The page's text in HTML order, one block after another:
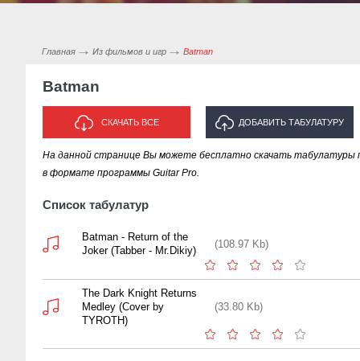
Главная Из фильмов и игр Batman
Batman
СКАЧАТЬ ВСЕ ДОБАВИТЬ ТАБУЛАТУРУ
ИСПОЛНИТЕЛЯ "BATMAN"
На данной странице Вы можете бесплатно скачать табулатуры
в формате программы Guitar Pro.
Список табулатур
Batman - Return of the
Joker (Tabber - Mr.Dikiy)
(108.97 Kb)
The Dark Knight Returns
Medley (Cover by
TYROTH)
(33.80 Kb)